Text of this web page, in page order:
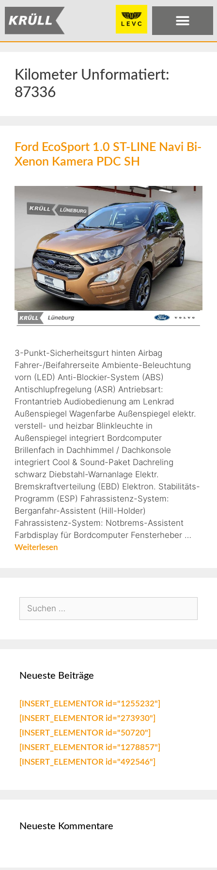
Kilometer Unformatiert:
87336
Ford EcoSport 1.0 ST-LINE Navi Bi-
Xenon Kamera PDC SH
3-Punkt-Sicherheitsgurt hinten Airbag
Fahrer-/Beifahrerseite Ambiente-Beleuchtung
vorn (LED) Anti-Blockier-System (ABS)
Antischlupfregelung (ASR) Antriebsart:
Frontantrieb Audiobedienung am Lenkrad
Außenspiegel Wagenfarbe Außenspiegel elektr.
verstell- und heizbar Blinkleuchte in
Außenspiegel integriert Bordcomputer
Brillenfach in Dachhimmel / Dachkonsole
integriert Cool & Sound-Paket Dachreling
schwarz Diebstahl-Warnanlage Elektr.
Bremskraftverteilung (EBD) Elektron. Stabilitäts-
Programm (ESP) Fahrassistenz-System:
Berganfahr-Assistent (Hill-Holder)
Fahrassistenz-System: Notbrems-Assistent
Farbdisplay für Bordcomputer Fensterheber …
Weiterlesen
Neueste Beiträge
[INSERT_ELEMENTOR id="1255232"]
[INSERT_ELEMENTOR id="273930"]
[INSERT_ELEMENTOR id="50720"]
[INSERT_ELEMENTOR id="1278857"]
[INSERT_ELEMENTOR id="492546"]
Neueste Kommentare